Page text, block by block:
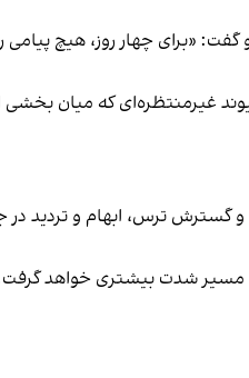
«برای چهار روز، هیچ پیامی
غیرمنتظره‌ای که میان بخشی
و گسترش ترس، ابهام و تردید در
مسیر شدت بیشتری خواهد